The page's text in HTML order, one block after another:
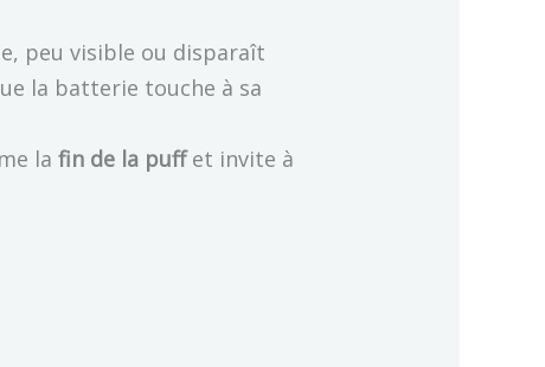
peu visible ou disparaît
la batterie touche à sa
lafin de la puffet invite à